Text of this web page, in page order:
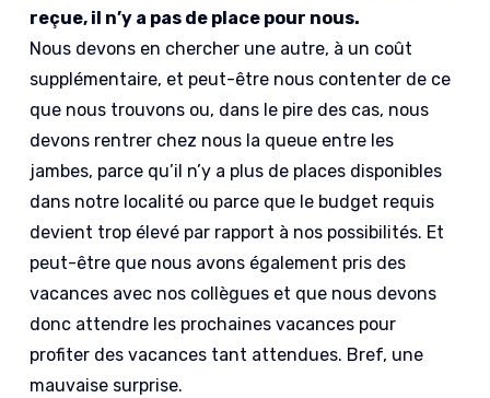
reçue, il n’y a pas de place pour nous.
Nous devons en chercher une autre, à un coût
supplémentaire, et peut-être nous contenter de ce
que nous trouvons ou, dans le pire des cas, nous
devons rentrer chez nous la queue entre les
jambes, parce qu’il n’y a plus de places disponibles
dans notre localité ou parce que le budget requis
devient trop élevé par rapport à nos possibilités. Et
peut-être que nous avons également pris des
vacances avec nos collègues et que nous devons
donc attendre les prochaines vacances pour
profiter des vacances tant attendues. Bref, une
mauvaise surprise.